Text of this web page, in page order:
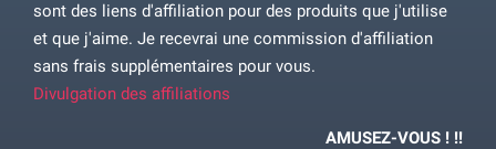
sont des liens d'affiliation pour des produits que j'utilise
et que j'aime. Je recevrai une commission d'affiliation
sans frais supplémentaires pour vous.
Divulgation des affiliations
AMUSEZ-VOUS ! !!